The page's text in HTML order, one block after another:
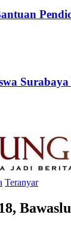
Teranyar